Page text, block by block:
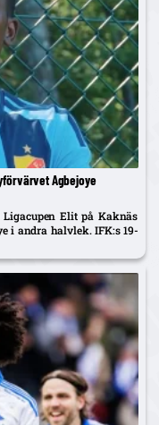
Agbejoye
Elit på Kaknäs
i andra halvlek. IFK:s 19-